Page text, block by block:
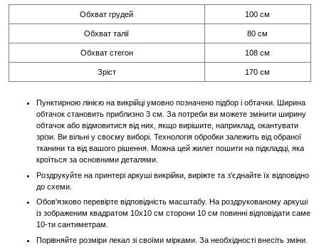
Обхват грудей 100 см
Обхват талії 80 см
Обхват стегон 108 см
Зріст 170 см
Пунктирною лінією на викрійці умовно позначено підбор і обтачки. Ширина
обтачок становить приблизно 3 см. За потреби ви можете змінити ширину
обтачок або відмовитися від них, якщо вирішите, наприклад, окантувати
зрізи. Ви вільні у своєму виборі. Технологія обробки залежить від обраної
тканини та від вашого рішення. Можна цей жилет пошити на підкладці, яка
кроїться за основними деталями.
Роздрукуйте на принтері аркуші викрійки, виріжте та з'єднайте їх відповідно
до схеми.
Обов'язково перевірте відповідність масштабу. На роздрукованому аркуші
із зображеним квадратом 10х10 см сторони 10 см повинні відповідати саме
10-ти сантиметрам.
Порівняйте розміри лекал зі своїми мірками. За необхідності внесіть зміни.